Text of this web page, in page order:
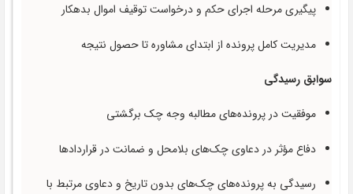
پیگیری مرحله اجرای حکم و درخواست توقیف اموال بدهکار
مدیریت کامل پرونده از ابتدای مشاوره تا حصول نتیجه
سوابق رسیدگی
موفقیت در پرونده‌های مطالبه وجه چک برگشتی
دفاع مؤثر در دعاوی چک‌های بلامحل و ضمانت در قراردادها
رسیدگی به پرونده‌های چک‌های بدون تاریخ و دعاوی مرتبط با